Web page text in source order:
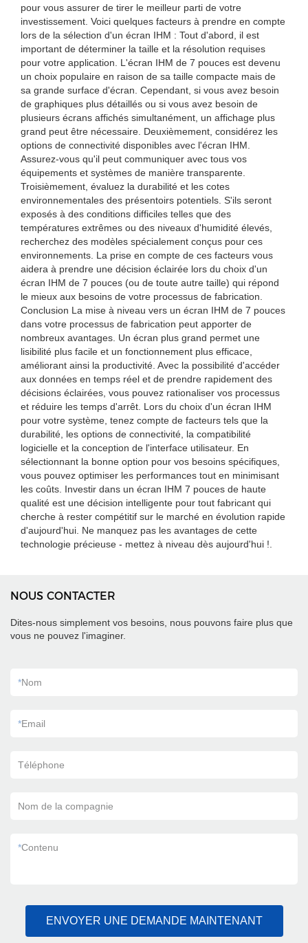
pour vous assurer de tirer le meilleur parti de votre
investissement. Voici quelques facteurs à prendre en compte
lors de la sélection d'un écran IHM : Tout d'abord, il est
important de déterminer la taille et la résolution requises
pour votre application. L'écran IHM de 7 pouces est devenu
un choix populaire en raison de sa taille compacte mais de
sa grande surface d'écran. Cependant, si vous avez besoin
de graphiques plus détaillés ou si vous avez besoin de
plusieurs écrans affichés simultanément, un affichage plus
grand peut être nécessaire. Deuxièmement, considérez les
options de connectivité disponibles avec l'écran IHM.
Assurez-vous qu'il peut communiquer avec tous vos
équipements et systèmes de manière transparente.
Troisièmement, évaluez la durabilité et les cotes
environnementales des présentoirs potentiels. S'ils seront
exposés à des conditions difficiles telles que des
températures extrêmes ou des niveaux d'humidité élevés,
recherchez des modèles spécialement conçus pour ces
environnements. La prise en compte de ces facteurs vous
aidera à prendre une décision éclairée lors du choix d'un
écran IHM de 7 pouces (ou de toute autre taille) qui répond
le mieux aux besoins de votre processus de fabrication.
Conclusion La mise à niveau vers un écran IHM de 7 pouces
dans votre processus de fabrication peut apporter de
nombreux avantages. Un écran plus grand permet une
lisibilité plus facile et un fonctionnement plus efficace,
améliorant ainsi la productivité. Avec la possibilité d'accéder
aux données en temps réel et de prendre rapidement des
décisions éclairées, vous pouvez rationaliser vos processus
et réduire les temps d'arrêt. Lors du choix d'un écran IHM
pour votre système, tenez compte de facteurs tels que la
durabilité, les options de connectivité, la compatibilité
logicielle et la conception de l'interface utilisateur. En
sélectionnant la bonne option pour vos besoins spécifiques,
vous pouvez optimiser les performances tout en minimisant
les coûts. Investir dans un écran IHM 7 pouces de haute
qualité est une décision intelligente pour tout fabricant qui
cherche à rester compétitif sur le marché en évolution rapide
d'aujourd'hui. Ne manquez pas les avantages de cette
technologie précieuse - mettez à niveau dès aujourd'hui !.
NOUS CONTACTER
Dites-nous simplement vos besoins, nous pouvons faire plus que
vous ne pouvez l'imaginer.
*Nom
*Email
Téléphone
Nom de la compagnie
*Contenu
ENVOYER UNE DEMANDE MAINTENANT